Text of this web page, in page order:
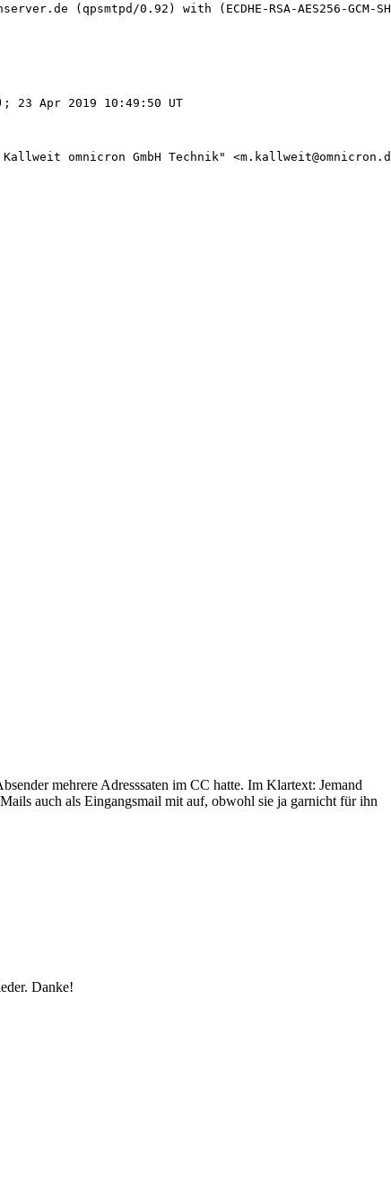
mehrere Adresssaten im CC hatte. Im Klartext: Jemand
auch als Eingangsmail mit auf, obwohl sie ja garnicht für ihn
Danke!